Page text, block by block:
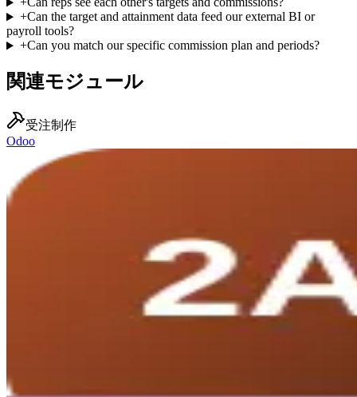
+Can the target and attainment data feed our external BI or
payroll tools?
+Can you match our specific commission plan and periods?
関連モジュール
受注制作
Odoo